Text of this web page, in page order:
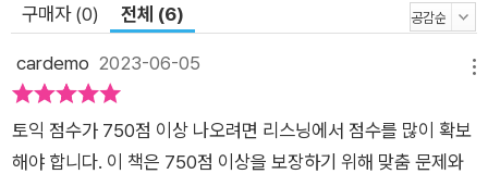
문제! 3. 토익 리스닝의 기본부터 다질 수 있는 체계적인 학습! 4.
최적화된 다양한 버전의 MP3 제공! 6. 지문과 문제의 완벽한 이
해를 위한 꼼꼼한 해설 제공! 7. 토익 리스닝을 완성하는 추가 학
습 자료!
구매자 (0) 전체 (6)
cardemo 2023-06-05
토익 점수가 750점 이상 나오려면 리스닝에서 점수를 많이 확보
해야 합니다. 이 책은 750점 이상을 보장하기 위해 맞춤 문제와